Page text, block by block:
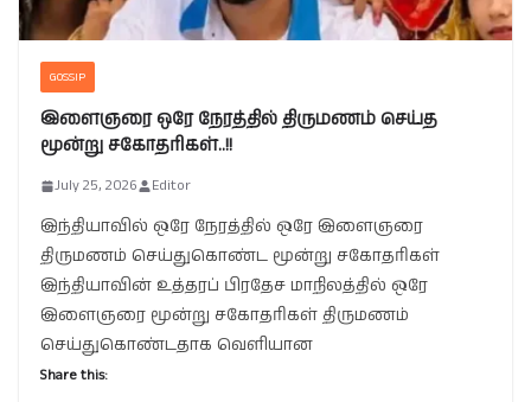
GOSSIP
இளைஞரை ஒரே நேரத்தில் திருமணம் செய்த
மூன்று சகோதரிகள்..!!
July 25, 2026 Editor
இந்தியாவில் ஒரே நேரத்தில் ஒரே இளைஞரை
திருமணம் செய்துகொண்ட மூன்று சகோதரிகள்
இந்தியாவின் உத்தரப் பிரதேச மாநிலத்தில் ஒரே
இளைஞரை மூன்று சகோதரிகள் திருமணம்
செய்துகொண்டதாக வெளியான
Share this: